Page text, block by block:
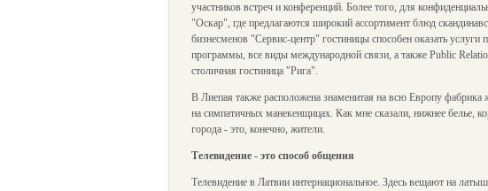
участников встреч и конференций. Более того, для
"Оскар", где предлагаются широкий ассортимент блюд
бизнесменов "Сервис-центр" гостиницы способен оказать услуги
программы, все виды международной связи, а также Public
столичная гостиница "Рига".
В Лиепая также расположена знаменитая на всю Европу фабрика
на симпатичных манекенщицах. Как мне сказали, нижнее белье,
города - это, конечно, жители.
Телевидение - это способ общения
Телевидение в Латвии интернациональное. Здесь вещают на